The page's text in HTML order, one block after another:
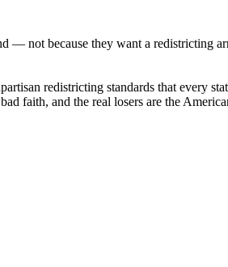
not because they want a redistricting
redistricting standards that every
faith, and the real losers are the